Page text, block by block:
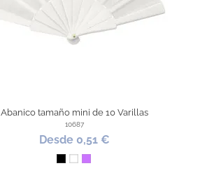
Abanico tamaño mini de 10 Varillas
10687
Desde 0,51 €
Negro
Blanco
Lila